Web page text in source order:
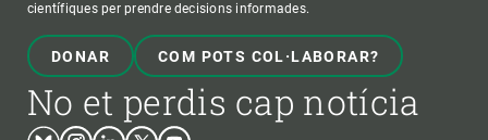
científiques per prendre decisions informades.
DONAR COM POTS COL·LABORAR?
No et perdis cap notícia
BlueskyInstagram
LinkedinTwitterYoutube